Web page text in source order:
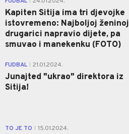
Kapiten Sitija ima tri djevojke
istovremeno: Najboljoj ženinoj
drugarici napravio dijete, pa
smuvao i manekenku (FOTO)
FUDBAL 21.01.2024.
Junajted "ukrao" direktora iz
Sitija!
TO JE TO 15.01.2024.